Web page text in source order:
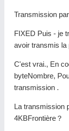
Transmission
FIXED Puis - je
avoir transmis la
C'est vrai., En
byteNombre,
transmission .
La transmission
4KBFrontière？